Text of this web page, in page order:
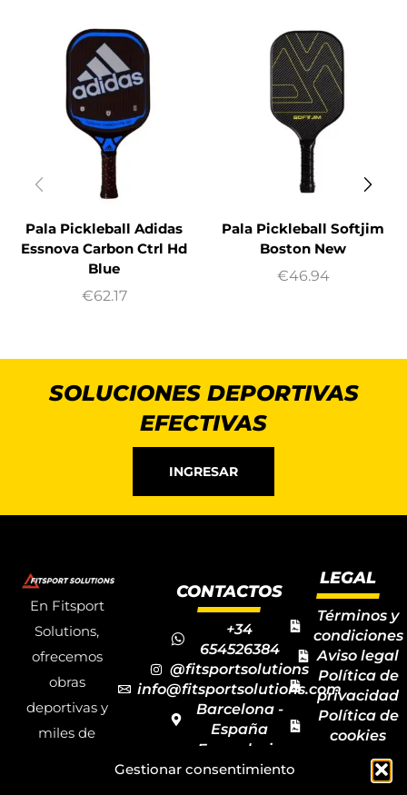
Gestionar consentimiento
Pala Pickleball Adidas
Essnova Carbon Ctrl Hd
Blue
€62.17
Pala Pickleball Softjim
Boston New
€46.94
SOLUCIONES DEPORTIVAS
EFECTIVAS
INGRESAR
En Fitsport
Solutions,
ofrecemos
obras
deportivas y
miles de
CONTACTOS
+34
654526384
@fitsportsolutions
info@fitsportsolutions.com
Barcelona -
España
Formulario
de contacto
LEGAL
Términos y
condiciones
Aviso legal
Política de
privacidad
Política de
cookies
Mapa del